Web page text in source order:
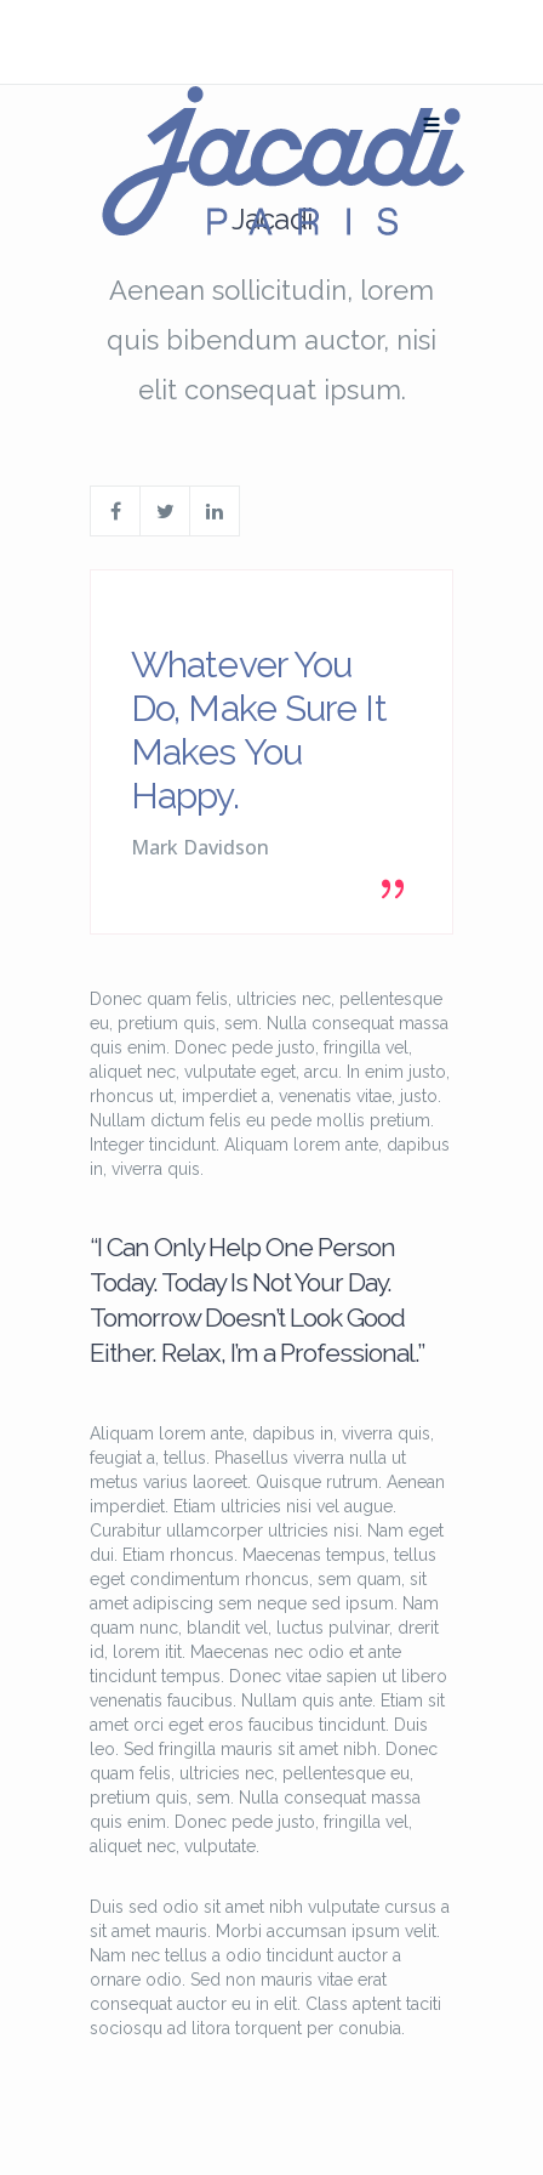
Jacadi
Aenean sollicitudin, lorem
quis bibendum auctor, nisi
elit consequat ipsum.
Whatever You
Do, Make Sure It
Makes You
Happy.
Mark Davidson
Donec quam felis, ultricies nec, pellentesque
eu, pretium quis, sem. Nulla consequat massa
quis enim. Donec pede justo, fringilla vel,
aliquet nec, vulputate eget, arcu. In enim justo,
rhoncus ut, imperdiet a, venenatis vitae, justo.
Nullam dictum felis eu pede mollis pretium.
Integer tincidunt. Aliquam lorem ante, dapibus
in, viverra quis.
“I Can Only Help One Person
Today. Today Is Not Your Day.
Tomorrow Doesn’t Look Good
Either. Relax, I’m a Professional.”
Aliquam lorem ante, dapibus in, viverra quis,
feugiat a, tellus. Phasellus viverra nulla ut
metus varius laoreet. Quisque rutrum. Aenean
imperdiet. Etiam ultricies nisi vel augue.
Curabitur ullamcorper ultricies nisi. Nam eget
dui. Etiam rhoncus. Maecenas tempus, tellus
eget condimentum rhoncus, sem quam, sit
amet adipiscing sem neque sed ipsum. Nam
quam nunc, blandit vel, luctus pulvinar, drerit
id, lorem itit. Maecenas nec odio et ante
tincidunt tempus. Donec vitae sapien ut libero
venenatis faucibus. Nullam quis ante. Etiam sit
amet orci eget eros faucibus tincidunt. Duis
leo. Sed fringilla mauris sit amet nibh. Donec
quam felis, ultricies nec, pellentesque eu,
pretium quis, sem. Nulla consequat massa
quis enim. Donec pede justo, fringilla vel,
aliquet nec, vulputate.
Duis sed odio sit amet nibh vulputate cursus a
sit amet mauris. Morbi accumsan ipsum velit.
Nam nec tellus a odio tincidunt auctor a
ornare odio. Sed non mauris vitae erat
consequat auctor eu in elit. Class aptent taciti
sociosqu ad litora torquent per conubia.